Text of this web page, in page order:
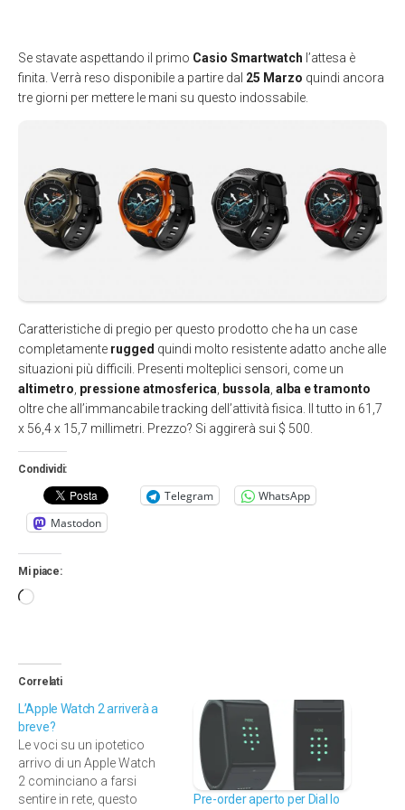
Se stavate aspettando il primo Casio Smartwatch l’attesa è
finita. Verrà reso disponibile a partire dal 25 Marzo quindi ancora
tre giorni per mettere le mani su questo indossabile.
Caratteristiche di pregio per questo prodotto che ha un case
completamente rugged quindi molto resistente adatto anche alle
situazioni più difficili. Presenti molteplici sensori, come un
altimetro, pressione atmosferica, bussola, alba e tramonto
oltre che all’immancabile tracking dell’attività fisica. Il tutto in 61,7
x 56,4 x 15,7 millimetri. Prezzo? Si aggirerà sui $ 500.
Condividi:
Telegram
WhatsApp
Mastodon
Mi piace:
Caricamento
Correlati
L’Apple Watch 2 arriverà a
breve?
Le voci su un ipotetico
arrivo di un Apple Watch
2 cominciano a farsi
sentire in rete, questo
Pre-order aperto per Dial lo